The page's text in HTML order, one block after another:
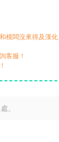
模闆沒來得及漢
客服！
。